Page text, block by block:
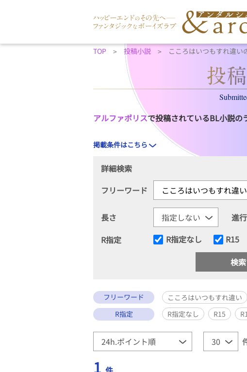
TOP 投稿小説 こころはいつもすれ違い
アルファポリスで投稿されているBL小説の
掲載条件はこちら
詳細検索
フリーワード
長さ
進
R指定
R指定なし R15
フリーワード
こころはいつもすれ違い
R指定
R指定なし R15
1